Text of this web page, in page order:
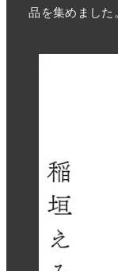
品を集めました。